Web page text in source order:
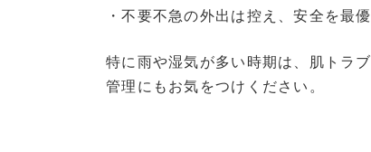
・不要不急の外出は控え、安全を最
特に雨や湿気が多い時期は、肌トラ
管理にもお気をつけください。